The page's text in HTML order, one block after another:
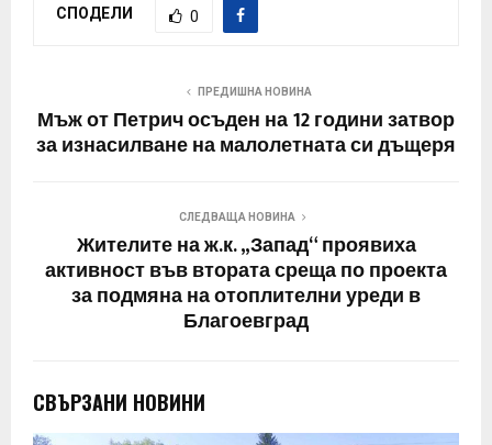
СПОДЕЛИ 0
ПРЕДИШНА НОВИНА
Мъж от Петрич осъден на 12 години затвор
за изнасилване на малолетната си дъщеря
СЛЕДВАЩА НОВИНА
Жителите на ж.к. „Запад“ проявиха
активност във втората среща по проекта
за подмяна на отоплителни уреди в
Благоевград
СВЪРЗАНИ НОВИНИ